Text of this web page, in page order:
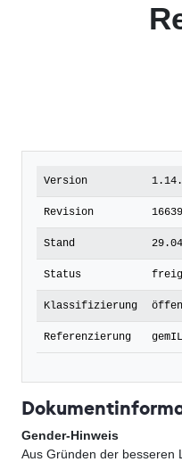
Version
Revision
Stand
Status
Klassifizierung
Referenzierung
Gender-Hinweis
Aus Gründen der besseren